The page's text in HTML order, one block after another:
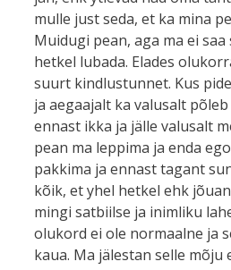
mulle just seda, et ka mina
Muidugi pean, aga ma ei
hetkel lubada. Elades
suurt kindlustunnet. Kus
ja aegaajalt ka valusalt
ennast ikka ja jälle valusalt
pean ma leppima ja enda
pakkima ja ennast tagant
kõik, et yhel hetkel ehk
mingi satbiilse ja inimliku
olukord ei ole normaalne ja
kaua. Ma jälestan selle mõju